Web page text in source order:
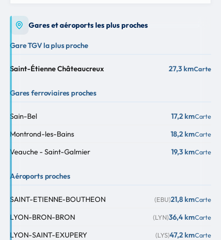
Gares et aéroports les plus proches
Gare TGV la plus proche
Saint-Étienne Châteaucreux 27,3 kmCarte
Gares ferroviaires proches
Sain-Bel 17,2 kmCarte
Montrond-les-Bains 18,2 kmCarte
Veauche - Saint-Galmier 19,3 kmCarte
Aéroports proches
SAINT-ETIENNE-BOUTHEON (EBU)21,8 kmCarte
LYON-BRON-BRON (LYN)36,4 kmCarte
LYON-SAINT-EXUPERY (LYS)47,2 kmCarte